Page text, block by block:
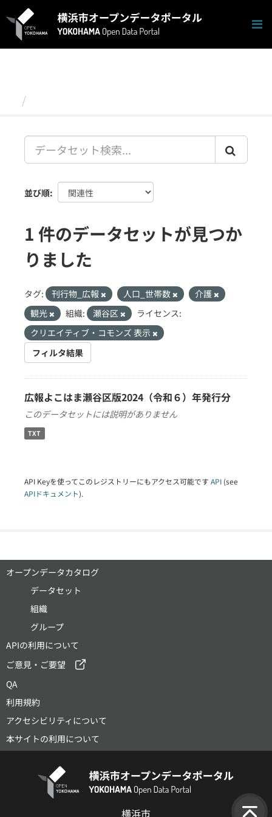
キ
並び順
1 件のデータセットが見つか
りました
タグ: 刊行物_広報 人口_世帯数
介護
観光
組織: 瀬谷区
ライセンス:
クリエイティブ・コモンズ 表示
フィルタ結果
広報よこはま瀬谷区版2024（令和６）年発行分
このデータセットには説明がありません
TXT
API Keyを使ってこのレジストリーにもアクセス可能です API (see
APIドキュメント).
オープンデータカタログ
データセット
組織
グループ
APIの利用について
ご意見・ご要望
QA
利用規約
アクセシビリティについて
本サイトの利用について
横浜市